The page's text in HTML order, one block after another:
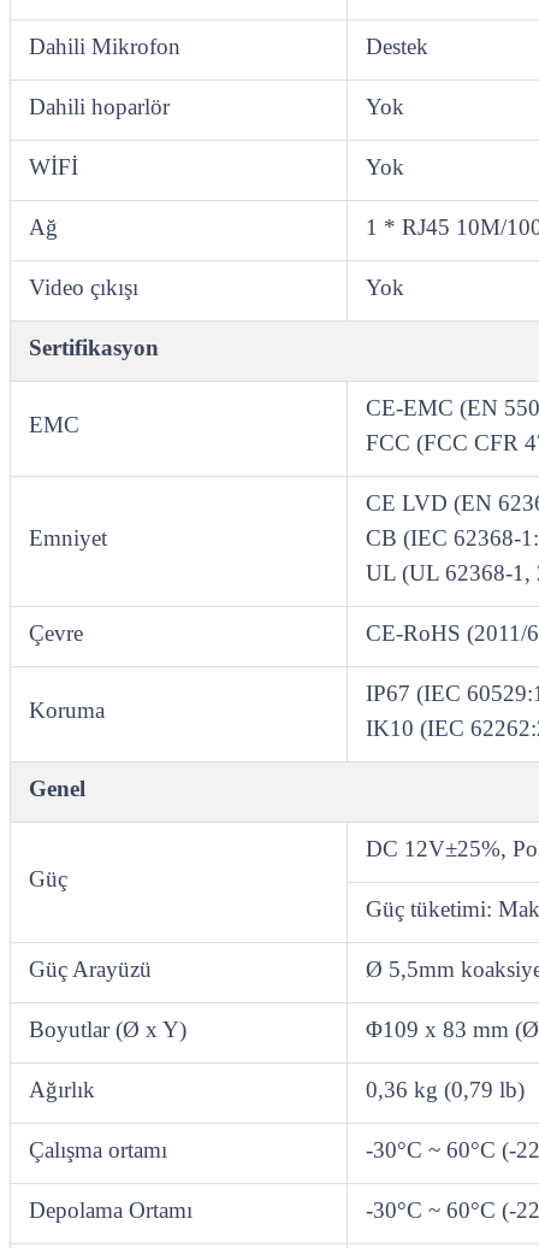
Dahili Mikrofon Destek
Dahili hoparlör Yok
WİFİ Yok
Ağ 1 * RJ45 10M/
Video çıkışı Yok
Sertifikasyon
EMC
CE-EMC (EN
FCC (FCC CFR
Emniyet
CE LVD (EN
CB (IEC 62368-
UL (UL 62368-1,
Çevre CE-RoHS
Koruma
IP67 (IEC
IK10 (IEC
Genel
Güç
DC 12V±25%,
Güç tüketimi:
Güç Arayüzü Ø 5,5mm
Boyutlar (Ø x Y) Φ109 x 83 mm
Ağırlık 0,36 kg (0,79 lb)
Çalışma ortamı -30°C ~ 60°C (-
Depolama Ortamı -30°C ~ 60°C (-